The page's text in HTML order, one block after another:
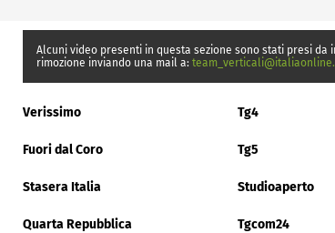
Alcuni video presenti in questa sezione sono stati presi
rimozione inviando una mail a:
Verissimo Tg4
Fuori dal Coro Tg5
Stasera Italia Studioaperto
Quarta Repubblica Tgcom24